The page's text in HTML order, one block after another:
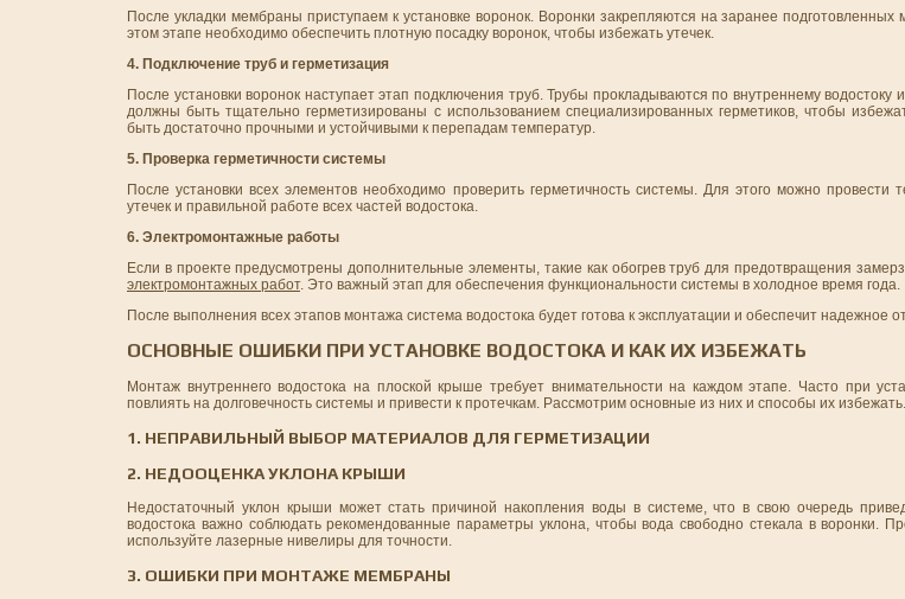
После укладки мембраны приступаем к установке воронок. Воронки закрепляются на заранее
этом этапе необходимо обеспечить плотную посадку воронок, чтобы избежать утечек.
4. Подключение труб и герметизация
После установки воронок наступает этап подключения труб. Трубы прокладываются по внутреннему
должны быть тщательно герметизированы с использованием специализированных герметиков, чтобы
быть достаточно прочными и устойчивыми к перепадам температур.
5. Проверка герметичности системы
После установки всех элементов необходимо проверить герметичность системы. Для этого можно провести
утечек и правильной работе всех частей водостока.
6. Электромонтажные работы
Если в проекте предусмотрены дополнительные элементы, такие как обогрев труб для предотвращения
электромонтажных работ. Это важный этап для обеспечения функциональности системы в холодное время года.
После выполнения всех этапов монтажа система водостока будет готова к эксплуатации и обеспечит
ОСНОВНЫЕ ОШИБКИ ПРИ УСТАНОВКЕ ВОДОСТОКА И КАК ИХ ИЗБЕЖАТЬ
Монтаж внутреннего водостока на плоской крыше требует внимательности на каждом этапе. Часто при
повлиять на долговечность системы и привести к протечкам. Рассмотрим основные из них и способы их избежать.
1. НЕПРАВИЛЬНЫЙ ВЫБОР МАТЕРИАЛОВ ДЛЯ ГЕРМЕТИЗАЦИИ
2. НЕДООЦЕНКА УКЛОНА КРЫШИ
Недостаточный уклон крыши может стать причиной накопления воды в системе, что в свою очередь
водостока важно соблюдать рекомендованные параметры уклона, чтобы вода свободно стекала в воронки.
используйте лазерные нивелиры для точности.
3. ОШИБКИ ПРИ МОНТАЖЕ МЕМБРАНЫ